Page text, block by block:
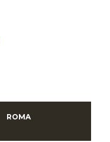
ROMA